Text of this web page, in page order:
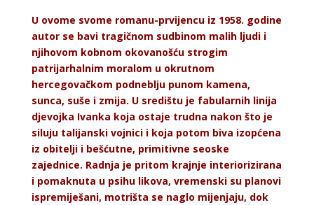
U ovome svome romanu-prvijencu iz 1958. godine
autor se bavi tragičnom sudbinom malih ljudi i
njihovom kobnom okovanošću strogim
patrijarhalnim moralom u okrutnom
hercegovačkom podneblju punom kamena,
sunca, suše i zmija. U središtu je fabularnih linija
djevojka Ivanka koja ostaje trudna nakon što je
siluju talijanski vojnici i koja potom biva izopćena
iz obitelji i bešćutne, primitivne seoske
zajednice. Radnja je pritom krajnje interiorizirana
i pomaknuta u psihu likova, vremenski su planovi
ispremiješani, motrišta se naglo mijenjaju, dok